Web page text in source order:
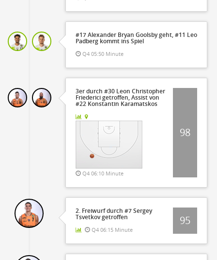
#17 Alexander Bryan Goolsby geht, #11 Leo
Padberg kommt ins Spiel
Q4 05:50 Minute
3er durch #30 Leon Christopher
Friederici getroffen, Assist von
#22 Konstantin Karamatskos
Q4 06:10 Minute
98
2. Freiwurf durch #7 Sergey
Tsvetkov getroffen
Q4 06:15 Minute
95